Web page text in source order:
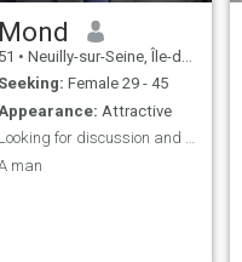
je veux profité de
I don't want to have any
children at my age, so if
are a young person and
to see me, don't ask me
have a child for you, I won't,
now I want to enjoy
• Neuilly-sur-Seine, Île-de-France, France
Female 29 - 45
Attractive
Looking for discussion and friendship
man